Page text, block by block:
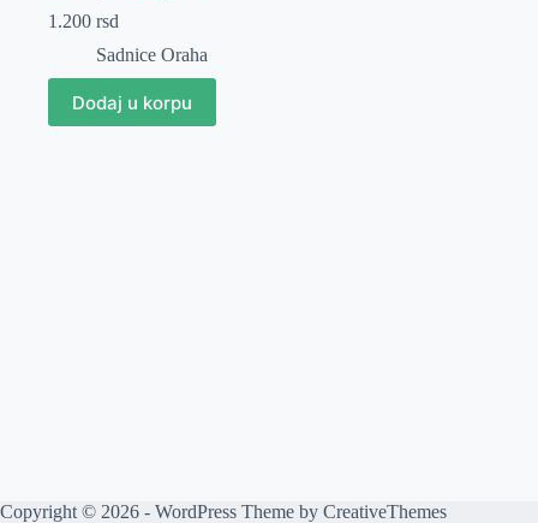
1.200 rsd
Sadnice Oraha
Dodaj u korpu
Copyright © 2026 - WordPress Theme by CreativeThemes